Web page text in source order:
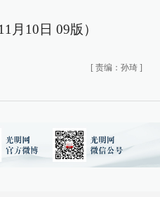
月10日 09版）
[ 责编：孙琦 ]